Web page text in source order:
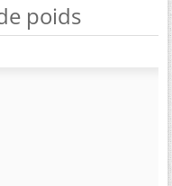
poids